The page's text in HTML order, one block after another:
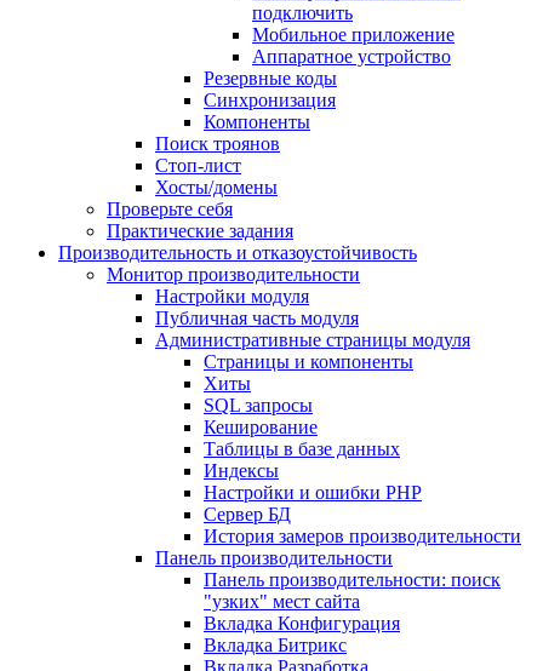
подключить
Мобильное приложение
Аппаратное устройство
Резервные коды
Синхронизация
Компоненты
Поиск троянов
Стоп-лист
Хосты/домены
Проверьте себя
Практические задания
Производительность и отказоустойчивость
Монитор производительности
Настройки модуля
Публичная часть модуля
Административные страницы модуля
Страницы и компоненты
Хиты
SQL запросы
Кеширование
Таблицы в базе данных
Индексы
Настройки и ошибки PHP
Сервер БД
История замеров производительности
Панель производительности
Панель производительности: поиск
"узких" мест сайта
Вкладка Конфигурация
Вкладка Битрикс
Вкладка Разработка